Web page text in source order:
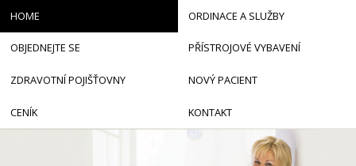
HOME ORDINACE A SLUŽBY
OBJEDNEJTE SE PŘÍSTROJOVÉ VYBAVENÍ
ZDRAVOTNÍ POJIŠŤOVNY NOVÝ PACIENT
CENÍK KONTAKT